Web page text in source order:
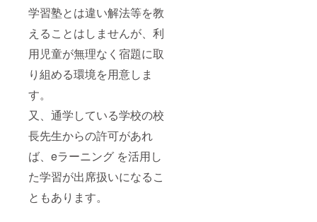
学習塾とは違い解法等を教
えることはしませんが、利
用児童が無理なく宿題に取
り組める環境を用意しま
す。
又、通学している学校の校
長先生からの許可があれ
ば、eラーニング を活用し
た学習が出席扱いになるこ
ともあります。